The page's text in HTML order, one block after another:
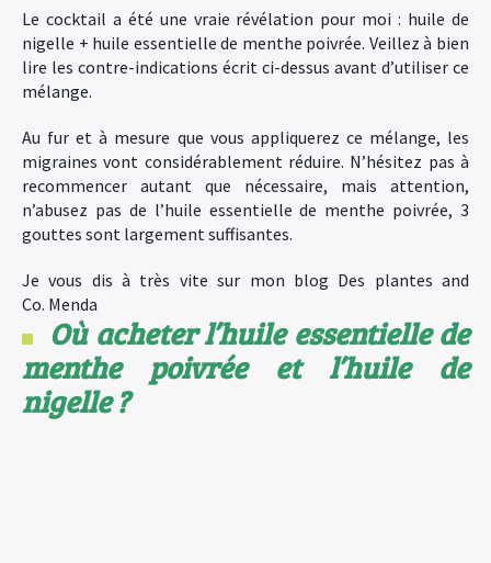
Le cocktail a été une vraie révélation pour moi : huile de
nigelle + huile essentielle de menthe poivrée. Veillez à bien
lire les contre-indications écrit ci-dessus avant d’utiliser ce
mélange.
Au fur et à mesure que vous appliquerez ce mélange, les
migraines vont considérablement réduire. N’hésitez pas à
recommencer autant que nécessaire, mais attention,
n’abusez pas de l’huile essentielle de menthe poivrée, 3
gouttes sont largement suffisantes.
Je vous dis à très vite sur mon blog Des plantes and
Co. Menda
Où acheter l’huile essentielle de
menthe poivrée et l’huile de
nigelle ?